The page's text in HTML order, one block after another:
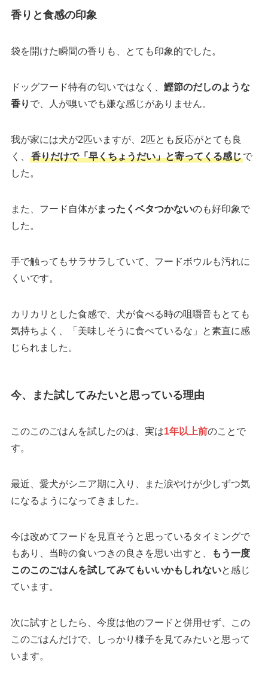
香りと食感の印象
袋を開けた瞬間の香りも、とても印象的でした。
ドッグフード特有の匂いではなく、 鰹節のだしのような
香り で、人が嗅いでも嫌な感じがありません。
我が家には犬が2匹いますが、2匹とも反応がとても良
く、
香りだけで「早くちょうだい」と寄ってくる感じで
した。
また、フード自体がまったくベタつかないのも好印象で
した。
手で触ってもサラサラしていて、フードボウルも汚れに
くいです。
カリカリとした食感で、犬が食べる時の咀嚼音もとても
気持ちよく、「美味しそうに食べているな」と素直に感
じられました。
今、また試してみたいと思っている理由
このこのごはんを試したのは、実は1年以上前のことで
す。
最近、愛犬がシニア期に入り、また涙やけが少しずつ気
になるようになってきました。
今は改めてフードを見直そうと思っているタイミングで
もあり、当時の食いつきの良さを思い出すと、
もう一度
このこのごはんを試してみてもいいかもしれないと感じ
ています。
次に試すとしたら、今度は他のフードと併用せず、この
このごはんだけで、しっかり様子を見てみたいと思って
います。